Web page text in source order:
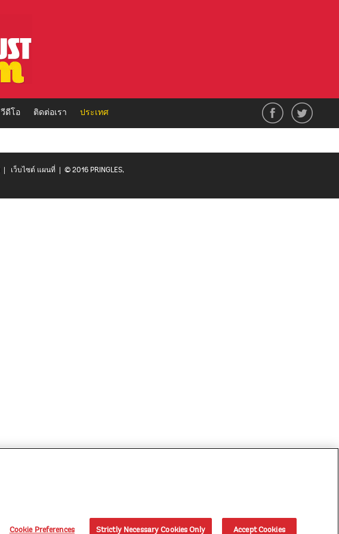
วีดีโอ ติดต่อเรา ประเทศ
| เว็บไซต์ แผนที่ | © 2016 PRINGLES,
Cookie Preferences Strictly Necessary Cookies Only Accept Cookies